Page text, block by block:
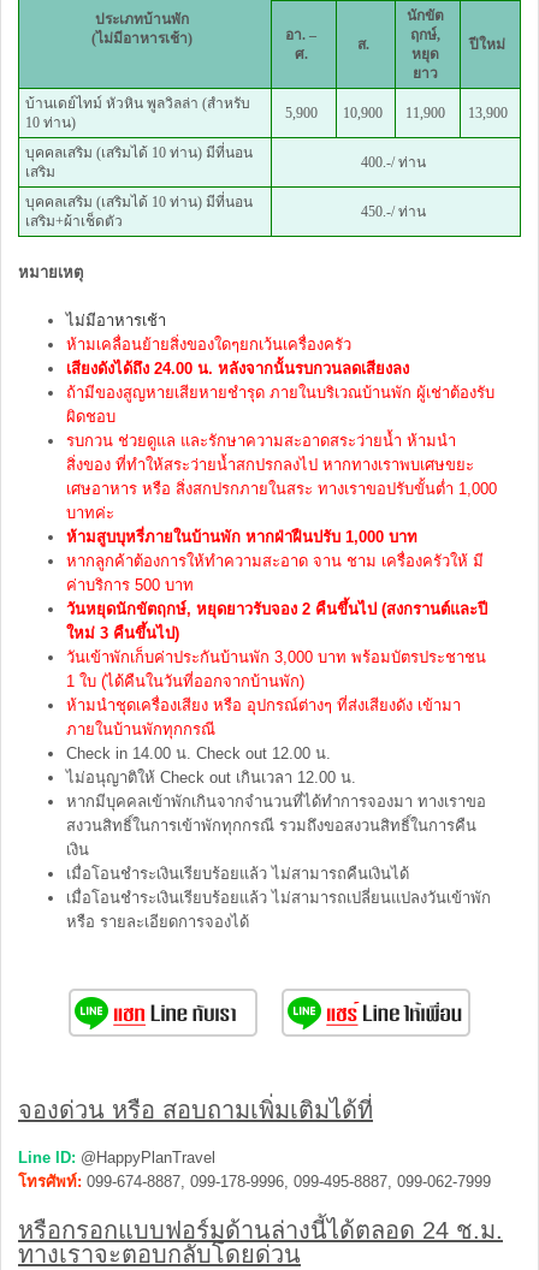
ประเภทบ้านพัก
(ไม่มีอาหารเช้า)
อา. –
ศ.
ส.
นักขัต
ฤกษ์,
หยุด
ยาว
ปีใหม่
บ้านเดย์ไทม์ หัวหิน พูลวิลล่า (สำหรับ
10 ท่าน)
5,900 10,900 11,900 13,900
บุคคลเสริม (เสริมได้ 10 ท่าน) มีที่นอน
เสริม
400.-/ ท่าน
บุคคลเสริม (เสริมได้ 10 ท่าน) มีที่นอน
เสริม+ผ้าเช็ดตัว
450.-/ ท่าน
หมายเหตุ
ไม่มีอาหารเช้า
ห้ามเคลื่อนย้ายสิ่งของใดๆยกเว้นเครื่องครัว
เสียงดังได้ถึง 24.00 น. หลังจากนั้นรบกวนลดเสียงลง
ถ้ามีของสูญหายเสียหายชำรุด ภายในบริเวณบ้านพัก ผู้เช่าต้องรับ
ผิดชอบ
รบกวน ช่วยดูแล และรักษาความสะอาดสระว่ายน้ำ ห้ามนำ
สิ่งของ ที่ทำให้สระว่ายน้ำสกปรกลงไป หากทางเราพบเศษขยะ
เศษอาหาร หรือ สิ่งสกปรกภายในสระ ทางเราขอปรับขั้นต่ำ 1,000
บาทค่ะ
ห้ามสูบบุหรี่ภายในบ้านพัก หากฝ่าฝืนปรับ 1,000 บาท
หากลูกค้าต้องการให้ทำความสะอาด จาน ชาม เครื่องครัวให้ มี
ค่าบริการ 500 บาท
วันหยุดนักขัตฤกษ์, หยุดยาวรับจอง 2 คืนขึ้นไป (สงกรานต์และปี
ใหม่ 3 คืนขึ้นไป)
วันเข้าพักเก็บค่าประกันบ้านพัก 3,000 บาท พร้อมบัตรประชาชน
1 ใบ (ได้คืนในวันที่ออกจากบ้านพัก)
ห้ามนำชุดเครื่องเสียง หรือ อุปกรณ์ต่างๆ ที่ส่งเสียงดัง เข้ามา
ภายในบ้านพักทุกกรณี
Check in 14.00 น. Check out 12.00 น.
ไม่อนุญาติให้ Check out เกินเวลา 12.00 น.
หากมีบุคคลเข้าพักเกินจากจำนวนที่ได้ทำการจองมา ทางเราขอ
สงวนสิทธิ์ในการเข้าพักทุกกรณี รวมถึงขอสงวนสิทธิ์ในการคืน
เงิน
เมื่อโอนชำระเงินเรียบร้อยแล้ว ไม่สามารถคืนเงินได้
เมื่อโอนชำระเงินเรียบร้อยแล้ว ไม่สามารถเปลี่ยนแปลงวันเข้าพัก
หรือ รายละเอียดการจองได้
จองด่วน หรือ สอบถามเพิ่มเติมได้ที่
Line ID: @HappyPlanTravel
โทรศัพท์: 099-674-8887, 099-178-9996, 099-495-8887, 099-062-7999
หรือกรอกแบบฟอร์มด้านล่างนี้ได้ตลอด 24 ช.ม.
ทางเราจะตอบกลับโดยด่วน